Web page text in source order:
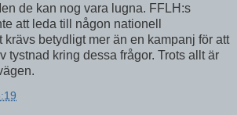
de kan nog vara lugna. FFLH:s
att leda till någon nationell
krävs betydligt mer än en kampanj för att
tystnad kring dessa frågor. Trots allt är